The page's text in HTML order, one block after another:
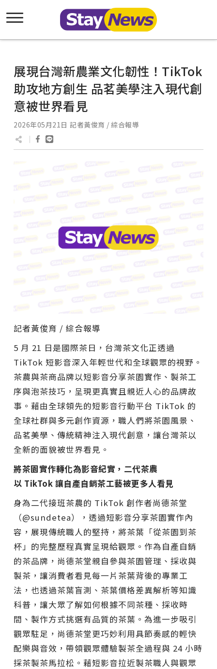
展現台灣新農業文化韌性！TikTok
助攻地方創生 品茗美學注入現代創
意被世界看見
2026年05月21日 記者黃俊育 / 綜合報導
記者黃俊育 / 綜合報導
5 月 21 日是國際茶日，台灣茶文化正透過
TikTok 短影音深入年輕世代和全球觀眾的視野。
茶農與茶商品牌以短影音分享茶園實作、製茶工
序與泡茶技巧，呈現更真實且親近人心的品牌故
事。藉由全球領先的短影音行動平台 TikTok 的
全球社群與多元創作資源，職人們將茶園風景、
品茗美學、傳統精神注入現代創意，讓台灣茶以
全新的面貌被世界看見。
將茶園實作轉化為影音紀實，二代茶農
以 TikTok 讓自產自銷茶工藝被更多人看見
身為二代接班茶農的 TikTok 創作者尚德茶堂
（@sundetea），透過短影音分享茶園實作內
容，展現傳統職人的堅持，將茶葉「從茶園到茶
杯」的完整歷程真實呈現給觀眾。作為自產自銷
的茶品牌，尚德茶堂親自參與茶園管理、採收與
製茶，讓消費者看見每一片茶葉背後的專業工
法，也透過茶葉盲測、茶葉價格差異解析等知識
科普，讓大眾了解如何根據不同茶種、採收時
間、製作方式挑選有品質的茶葉。為進一步吸引
觀眾駐足，尚德茶堂更巧妙利用具節奏感的輕快
配樂與音效，帶領觀眾體驗製茶全過程與 24 小時
採茶製茶馬拉松。藉短影音拉近製茶職人與觀眾